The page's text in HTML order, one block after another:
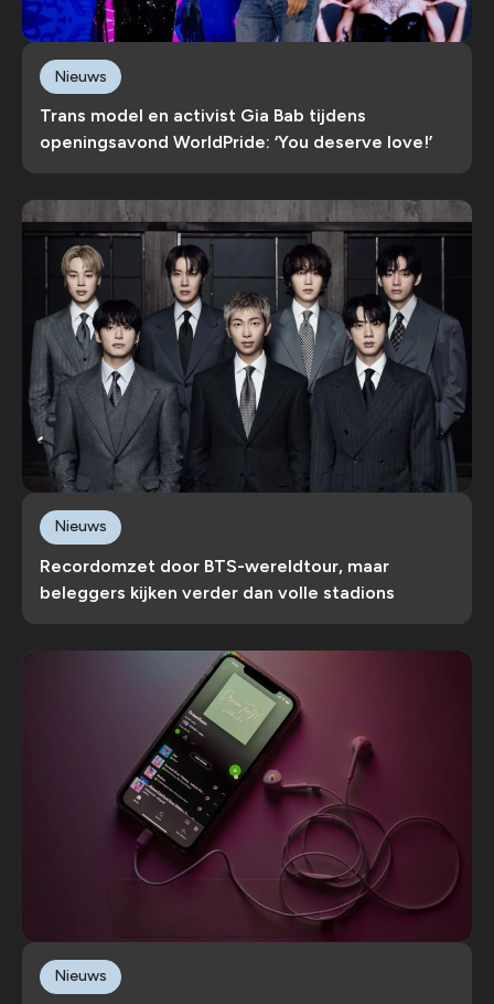
Trans model en activist Gia Bab tijdens
openingsavond WorldPride: ‘You deserve love!’
Nieuws
Recordomzet door BTS-wereldtour, maar
beleggers kijken verder dan volle stadions
Nieuws
Nieuws